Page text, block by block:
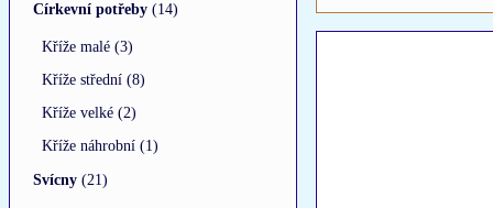
Církevní potřeby (14)
Kříže malé (3)
Kříže střední (8)
Kříže velké (2)
Kříže náhrobní (1)
Svícny (21)